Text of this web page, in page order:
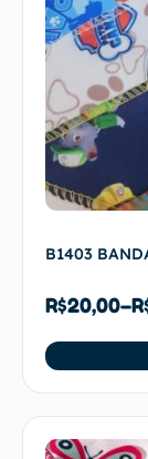
B1403
R$20,00–